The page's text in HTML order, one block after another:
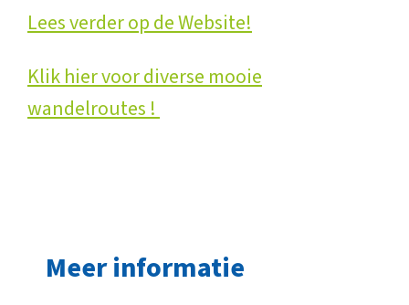
Lees verder op de Website!
Klik hier voor diverse mooie
wandelroutes !
Meer informatie